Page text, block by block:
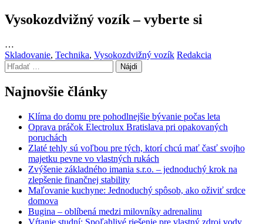
Vysokozdvižný vozík – vyberte si
…
Categories:
Skladovanie, Technika, Vysokozdvižný vozík Author:
Redakcia
Hľadať:
Najnovšie články
Klíma do domu pre pohodlnejšie bývanie počas leta
Oprava práčok Electrolux Bratislava pri opakovaných
poruchách
Zlaté tehly sú voľbou pre tých, ktorí chcú mať časť svojho
majetku pevne vo vlastných rukách
Zvýšenie základného imania s.r.o. – jednoduchý krok na
zlepšenie finančnej stability
Maľovanie kuchyne: Jednoduchý spôsob, ako oživiť srdce
domova
Bugina – oblíbená medzi milovníky adrenalinu